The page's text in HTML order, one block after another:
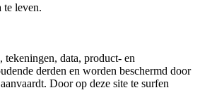
te leven.
tekeningen, data, product- en
derden en worden beschermd door
Door op deze site te surfen